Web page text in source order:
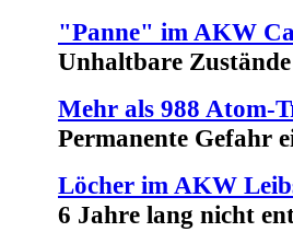
"Panne" im AKW
Unhaltbare Zustände
Mehr als 988 Atom-
Permanente Gefahr
Löcher im AKW
6 Jahre lang nicht